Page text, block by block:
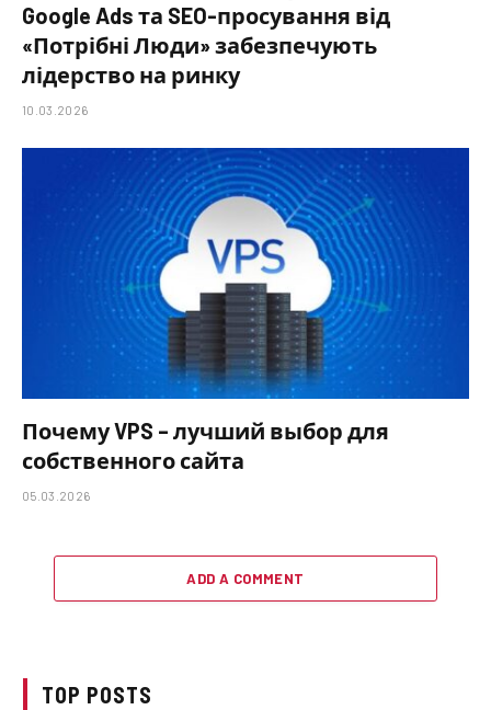
Google Ads та SEO-просування від
«Потрібні Люди» забезпечують
лідерство на ринку
10.03.2026
Почему VPS – лучший выбор для
собственного сайта
05.03.2026
ADD A COMMENT
TOP POSTS